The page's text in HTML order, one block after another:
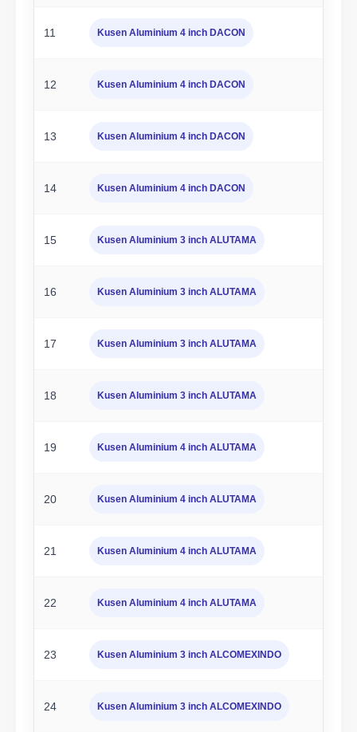
11 Kusen Aluminium 4 inch DACON
12 Kusen Aluminium 4 inch DACON
13 Kusen Aluminium 4 inch DACON
14 Kusen Aluminium 4 inch DACON
15 Kusen Aluminium 3 inch ALUTAMA
16 Kusen Aluminium 3 inch ALUTAMA
17 Kusen Aluminium 3 inch ALUTAMA
18 Kusen Aluminium 3 inch ALUTAMA
19 Kusen Aluminium 4 inch ALUTAMA
20 Kusen Aluminium 4 inch ALUTAMA
21 Kusen Aluminium 4 inch ALUTAMA
22 Kusen Aluminium 4 inch ALUTAMA
23 Kusen Aluminium 3 inch ALCOMEXINDO
24 Kusen Aluminium 3 inch ALCOMEXINDO